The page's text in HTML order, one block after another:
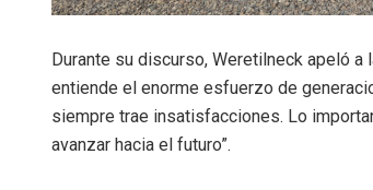
Durante su discurso, Weretilneck apeló
entiende el enorme esfuerzo de
siempre trae insatisfacciones. Lo
avanzar hacia el futuro”.